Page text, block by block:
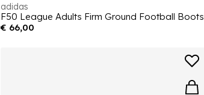
adidas
F50 League Adults Firm Ground Football Boots
€ 66,00